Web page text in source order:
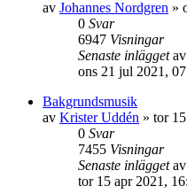
av Johannes Nordgren »
0 Svar
6947 Visningar
Senaste inläggetav
ons 21 jul 2021,
Bakgrundsmusik
av Krister Uddén » tor
0 Svar
7455 Visningar
Senaste inläggetav
tor 15 apr 2021,